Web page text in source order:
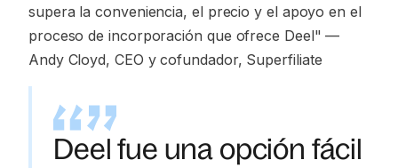
supera la conveniencia, el precio y el apoyo en el
proceso de incorporación que ofrece Deel" —
Andy Cloyd, CEO y cofundador, Superfiliate
Deel fue una opción fácil